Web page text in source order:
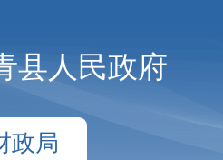
县人民政府
政局